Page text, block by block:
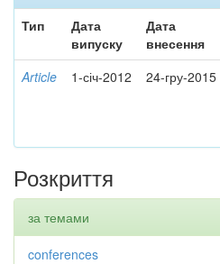
Тип
Дата
випуску
Дата
внесення
Article 1-січ-2012 24-гру-2015
Розкриття
за темами
conferences